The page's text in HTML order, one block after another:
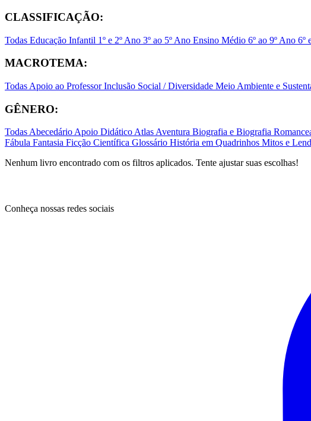
CLASSIFICAÇÃO:
Todas Educação Infantil 1º e 2º Ano 3º ao 5º Ano Ensino Médio 6º ao 9º Ano 6º
MACROTEMA:
Todas Apoio ao ProfessorInclusão Social / Diversidade Meio Ambiente e
GÊNERO:
TodasAbecedárioApoio DidáticoAtlasAventura Biografia e Biografia
Fábula Fantasia Ficção Científica Glossário História em Quadrinhos Mitos e
Nenhum livro encontrado com os filtros aplicados. Tente ajustar suas escolhas!
Conheça nossas redes sociais